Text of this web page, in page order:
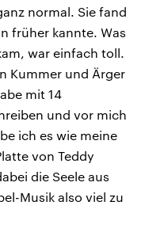
normal. Sie fand
früher kannte. Was
war einfach toll.
Kummer und Ärger
mit 14
und vor mich
ich es wie meine
von Teddy
die Seele aus
Musik also viel zu